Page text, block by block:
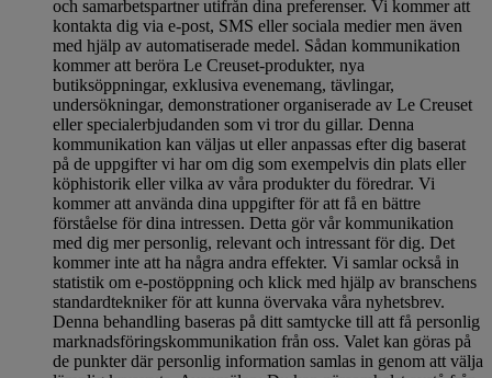
och samarbetspartner utifrån dina preferenser. Vi kommer att
kontakta dig via e-post, SMS eller sociala medier men även
med hjälp av automatiserade medel. Sådan kommunikation
kommer att beröra Le Creuset-produkter, nya
butiksöppningar, exklusiva evenemang, tävlingar,
undersökningar, demonstrationer organiserade av Le Creuset
eller specialerbjudanden som vi tror du gillar. Denna
kommunikation kan väljas ut eller anpassas efter dig baserat
på de uppgifter vi har om dig som exempelvis din plats eller
köphistorik eller vilka av våra produkter du föredrar. Vi
kommer att använda dina uppgifter för att få en bättre
förståelse för dina intressen. Detta gör vår kommunikation
med dig mer personlig, relevant och intressant för dig. Det
kommer inte att ha några andra effekter. Vi samlar också in
statistik om e-postöppning och klick med hjälp av branschens
standardtekniker för att kunna övervaka våra nyhetsbrev.
Denna behandling baseras på ditt samtycke till att få personlig
marknadsföringskommunikation från oss. Valet kan göras på
de punkter där personlig information samlas in genom att välja